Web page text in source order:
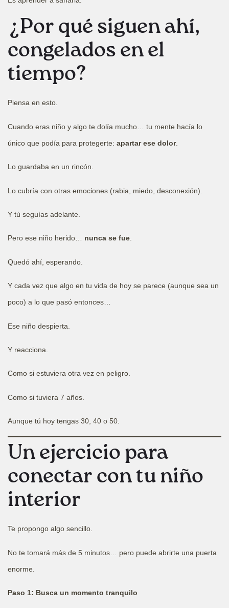
¿Por qué siguen ahí,
congelados en el
tiempo?
Piensa en esto.
Cuando eras niño y algo te dolía mucho… tu mente hacía lo
único que podía para protegerte: apartar ese dolor.
Lo guardaba en un rincón.
Lo cubría con otras emociones (rabia, miedo, desconexión).
Y tú seguías adelante.
Pero ese niño herido… nunca se fue.
Quedó ahí, esperando.
Y cada vez que algo en tu vida de hoy se parece (aunque sea un
poco) a lo que pasó entonces…
Ese niño despierta.
Y reacciona.
Como si estuviera otra vez en peligro.
Como si tuviera 7 años.
Aunque tú hoy tengas 30, 40 o 50.
Un ejercicio para
conectar con tu niño
interior
Te propongo algo sencillo.
No te tomará más de 5 minutos… pero puede abrirte una puerta
enorme.
Paso 1: Busca un momento tranquilo